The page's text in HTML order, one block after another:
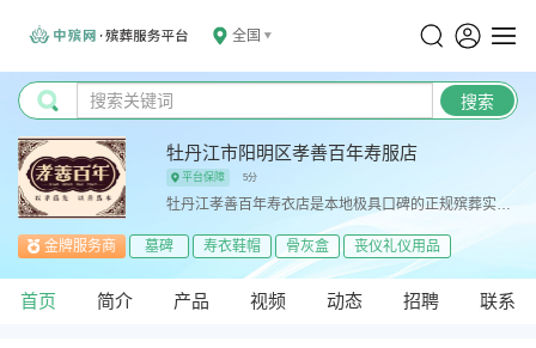
全国
牡丹江市阳明区孝善百年寿服店
平台保障 5分
牡丹江孝善百年寿衣店是本地极具口碑的正规殡葬实体门店，专注为市民提供温情专业的殡葬用品销售与一站式殡仪服务。店内品类齐全，售卖高中低档寿服、各式工艺寿盒、各类半成品祭祀纸制品，同时提供高中低端墓碑定制
金牌服务商 墓碑 寿衣鞋帽 骨灰盒 丧仪礼仪用品
首页 简介 产品 视频 动态 招聘 联系